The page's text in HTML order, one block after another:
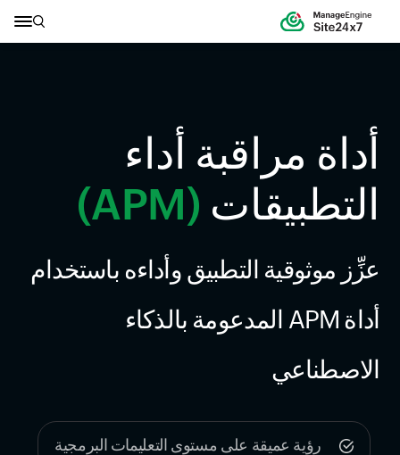
أداة مراقبة أداء
التطبيقات (APM)
عزِّز موثوقية التطبيق وأداءه باستخدام
أداة APM المدعومة بالذكاء
الاصطناعي
رؤية عميقة على مستوى التعليمات البرمجية